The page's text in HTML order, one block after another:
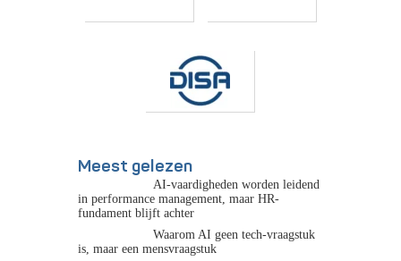
Meest gelezen
AI-vaardigheden worden leidend
in performance management, maar HR-
fundament blijft achter
Waarom AI geen tech-vraagstuk
is, maar een mensvraagstuk